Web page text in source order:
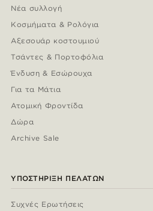
Νέα συλλογή
Κοσμήματα & Ρολόγια
Αξεσουάρ κοστουμιού
Τσάντες & Πορτοφόλια
Ένδυση & Εσώρουχα
Για τα Μάτια
Ατομική Φροντίδα
Δώρα
Archive Sale
ΥΠΟΣΤΉΡΙΞΗ ΠΕΛΑΤΏΝ
Συχνές Ερωτήσεις